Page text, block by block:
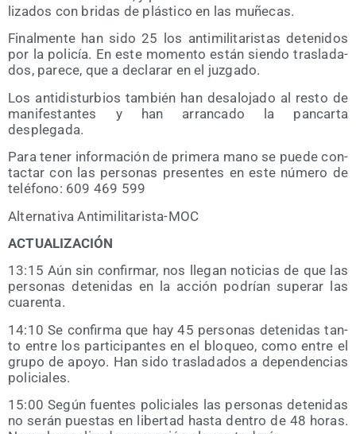
li­za­dos con bri­das de plás­ti­co en las muñecas.
Final­men­te han sido 25 los anti­mi­li­ta­ris­tas dete­ni­dos
por la poli­cía. En este momen­to están sien­do tras­la­da­
dos, pare­ce, que a decla­rar en el juzgado.
Los anti­dis­tur­bios tam­bién han des­alo­ja­do al res­to de
mani­fes­tan­tes y han arran­ca­do la pan­car­ta
desplegada.
Para tener infor­ma­ción de pri­me­ra mano se pue­de con­
tac­tar con las per­so­nas pre­sen­tes en este núme­ro de
telé­fono: 609 469 599
Alter­na­ti­va Antimilitarista-MOC
ACTUALIZACIÓN
13:15 Aún sin con­fir­mar, nos lle­gan noti­cias de que las
per­so­nas dete­ni­das en la acción podrían supe­rar las
cuarenta.
14:10 Se con­fir­ma que hay 45 per­so­nas dete­ni­das tan­
to entre los par­ti­ci­pan­tes en el blo­queo, como entre el
gru­po de apo­yo. Han sido tras­la­da­dos a depen­den­cias
policiales.
15:00 Según fuen­tes poli­cia­les las per­so­nas dete­ni­das
no serán pues­tas en liber­tad has­ta den­tro de 48 horas.